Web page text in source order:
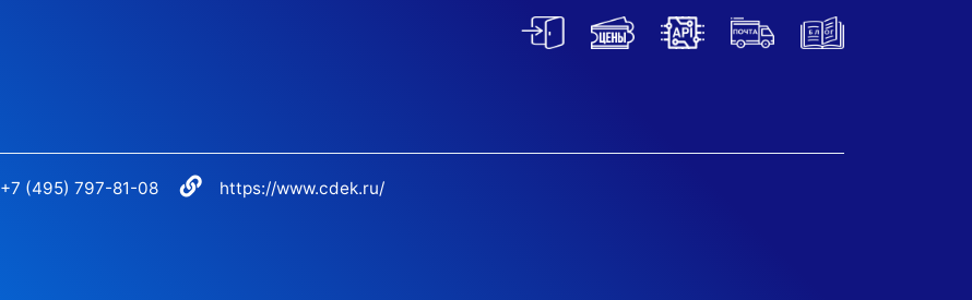
+7 (495) 797-81-08 https://www.cdek.ru/